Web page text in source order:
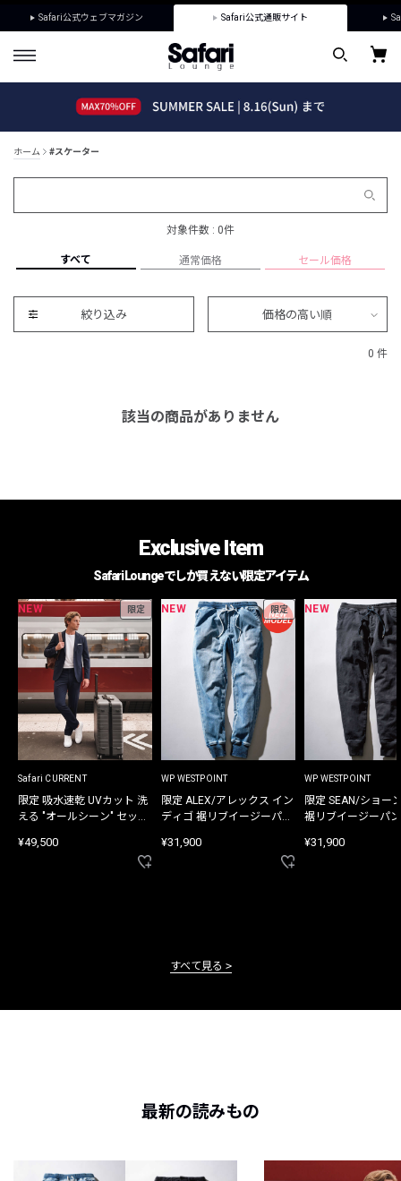
Safari公式ウェブマガジン Safari公式通販サイト
ホーム #スケーター
対象件数 : 0件
すべて 通常価格 セール価格
絞り込み 価格の高い順
0 件
該当の商品がありません
Exclusive Item
Safari Loungeでしか買えない限定アイテム
NEW 限定
Safari CURRENT
限定 吸水速乾 UVカット 洗
える "オールシーン" セット
¥49,500
NEW 限定
WP WESTPOINT
限定 ALEX/アレックス イン
ディゴ 裾リブイージーパン
¥31,900
NEW
WP WESTPOINT
限定 SEAN/ショー
裾リブイージーパ
¥31,900
すべて見る
最新の読みもの